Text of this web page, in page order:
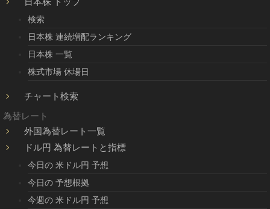
検索
日本株 連続増配ランキング
日本株 一覧
株式市場 休場日
チャート検索
為替レート
外国為替レート一覧
ドル円 為替レートと指標
今日の 米ドル円 予想
今日の 予想根拠
今週の 米ドル円 予想